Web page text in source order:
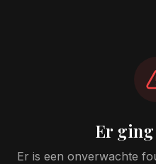
Er
Er is een onverwachte